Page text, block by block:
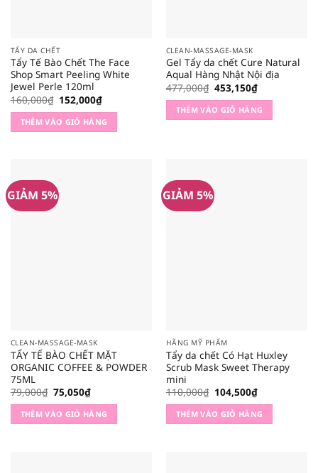
TẨY DA CHẾT
Tẩy Tế Bào Chết The Face
Shop Smart Peeling White
Jewel Perle 120ml
160,000₫ Giá
gốc
là:
160,000₫.
152,000₫Giá
hiện
tại
là:
152,000₫.
THÊM VÀO GIỎ HÀNG
CLEAN-MASSAGE-MASK
Gel Tẩy da chết Cure Natural
Aqual Hàng Nhật Nội địa
477,000₫ Giá
gốc
là:
477,000₫.
453,150₫Giá
hiện
tại
là:
453,150₫.
THÊM VÀO GIỎ HÀNG
GIẢM 5%
CLEAN-MASSAGE-MASK
TẨY TẾ BÀO CHẾT MẶT
ORGANIC COFFEE & POWDER
75ML
79,000₫ Giá
gốc
là:
79,000₫.
75,050₫Giá
hiện
tại
là:
75,050₫.
THÊM VÀO GIỎ HÀNG
GIẢM 5%
HÃNG MỸ PHẨM
Tẩy da chết Có Hạt Huxley
Scrub Mask Sweet Therapy
mini
110,000₫ Giá
gốc
là:
110,000₫.
104,500₫Giá
hiện
tại
là:
104,500₫.
THÊM VÀO GIỎ HÀNG